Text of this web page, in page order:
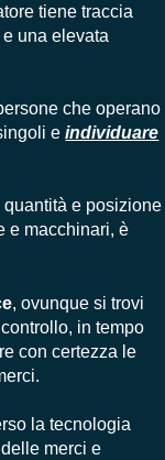
tiene traccia
una elevata
che operano
eindividuare
quantità e posizione
e macchinari, è
, ovunque si trovi
in tempo
con certezza le
la tecnologia
merci e